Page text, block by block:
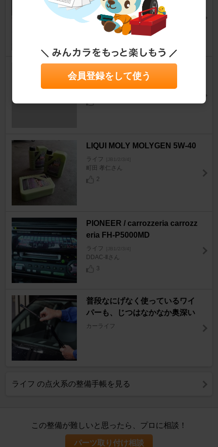
ライフ [JB1/2/3/4]
Ｓフリーダムさん
オリジナル Ｋ－９MUNDIAL
ライフ [JB1/2/3/4]
マロ@LIBERTEさん
LIQUI MOLY MOLYGEN 5W-40
ライフ [JB1/2/3/4]
町田 孝仁さん
2
PIONEER / carrozzeria carrozz
eria FH-P5000MD
ライフ [JB1/2/3/4]
DDAC-Ⅱさん
3
普段なにげなく使っているワイ
パーも、じつはなかなか奥深い
カーライフ
ライフ の点火系の整備手帳を見る
この整備が難しいと思ったら、プロに相談！
パーツ取り付け相談
会員登録をして使う